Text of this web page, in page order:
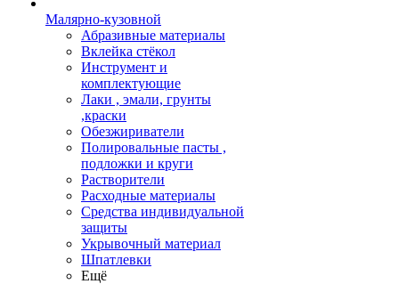
Малярно-кузовной
Абразивные материалы
Вклейка стёкол
Инструмент и
комплектующие
Лаки , эмали, грунты
,краски
Обезжириватели
Полировальные пасты ,
подложки и круги
Растворители
Расходные материалы
Средства индивидуальной
защиты
Укрывочный материал
Шпатлевки
Ещё